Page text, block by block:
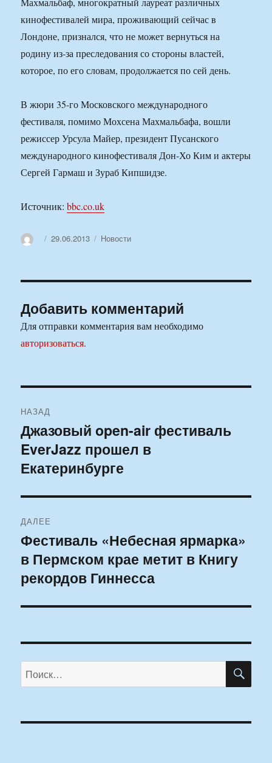
кинофестивалей мира, проживающий сейчас в
Лондоне, признался, что не может вернуться на
родину из-за преследования со стороны властей,
которое, по его словам, продолжается по сей день.
В жюри 35-го Московского международного
фестиваля, помимо Мохсена Махмальбафа, вошли
режиссер Урсула Майер, президент Пусанского
международного кинофестиваля Дон-Хо Ким и актеры
Сергей Гармаш и Зураб Кипшидзе.
Источник:bbc.co.uk
АвторОпубликовано
29.06.2013 Рубрики
Новости
Добавить комментарий
Для отправки комментария вам необходимо
авторизоваться.
по
записям
НАЗАД
Предыдущая
запись:
Джазовый open-air фестиваль
EverJazz прошел в
Екатеринбурге
ДАЛЕЕ
Следующая
запись:
Фестиваль «Небесная ярмарка»
в Пермском крае метит в Книгу
рекордов Гиннесса
Искать: